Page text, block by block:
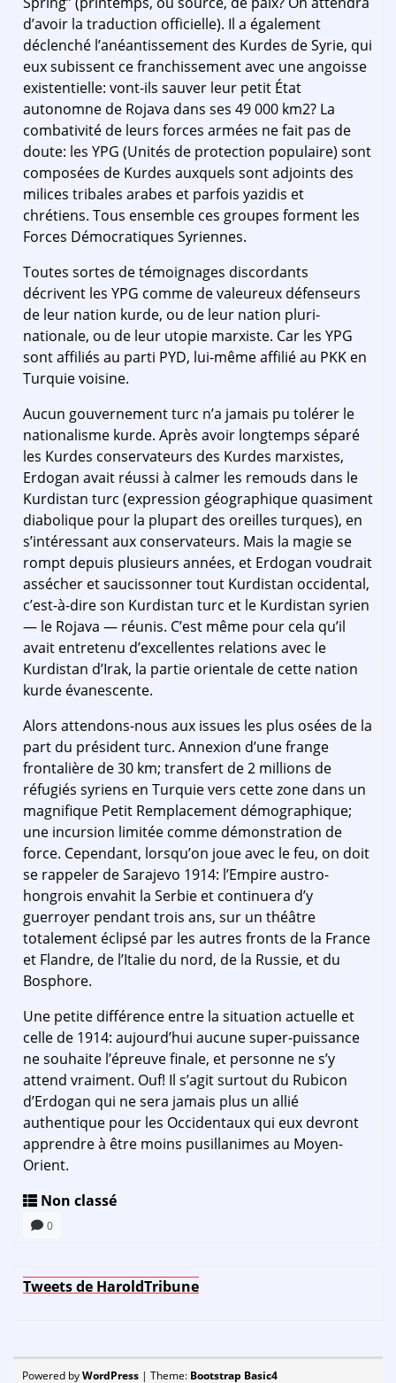
d’avoir la traduction officielle). Il a également
déclenché l’anéantissement des Kurdes de Syrie, qui
eux subissent ce franchissement avec une angoisse
existentielle: vont-ils sauver leur petit État
autonomne de Rojava dans ses 49 000 km2? La
combativité de leurs forces armées ne fait pas de
doute: les YPG (Unités de protection populaire) sont
composées de Kurdes auxquels sont adjoints des
milices tribales arabes et parfois yazidis et
chrétiens. Tous ensemble ces groupes forment les
Forces Démocratiques Syriennes.
Toutes sortes de témoignages discordants
décrivent les YPG comme de valeureux défenseurs
de leur nation kurde, ou de leur nation pluri-
nationale, ou de leur utopie marxiste. Car les YPG
sont affiliés au parti PYD, lui-même affilié au PKK en
Turquie voisine.
Aucun gouvernement turc n’a jamais pu tolérer le
nationalisme kurde. Après avoir longtemps séparé
les Kurdes conservateurs des Kurdes marxistes,
Erdogan avait réussi à calmer les remouds dans le
Kurdistan turc (expression géographique quasiment
diabolique pour la plupart des oreilles turques), en
s’intéressant aux conservateurs. Mais la magie se
rompt depuis plusieurs années, et Erdogan voudrait
assécher et saucissonner tout Kurdistan occidental,
c’est-à-dire son Kurdistan turc et le Kurdistan syrien
— le Rojava — réunis. C’est même pour cela qu’il
avait entretenu d’excellentes relations avec le
Kurdistan d’Irak, la partie orientale de cette nation
kurde évanescente.
Alors attendons-nous aux issues les plus osées de la
part du président turc. Annexion d’une frange
frontalière de 30 km; transfert de 2 millions de
réfugiés syriens en Turquie vers cette zone dans un
magnifique Petit Remplacement démographique;
une incursion limitée comme démonstration de
force. Cependant, lorsqu’on joue avec le feu, on doit
se rappeler de Sarajevo 1914: l’Empire austro-
hongrois envahit la Serbie et continuera d’y
guerroyer pendant trois ans, sur un théâtre
totalement éclipsé par les autres fronts de la France
et Flandre, de l’Italie du nord, de la Russie, et du
Bosphore.
Une petite différence entre la situation actuelle et
celle de 1914: aujourd’hui aucune super-puissance
ne souhaite l’épreuve finale, et personne ne s’y
attend vraiment. Ouf! Il s’agit surtout du Rubicon
d’Erdogan qui ne sera jamais plus un allié
authentique pour les Occidentaux qui eux devront
apprendre à être moins pusillanimes au Moyen-
Orient.
Non classé
0
Tweets de HaroldTribune
Powered byWordPress | Theme: Bootstrap Basic4